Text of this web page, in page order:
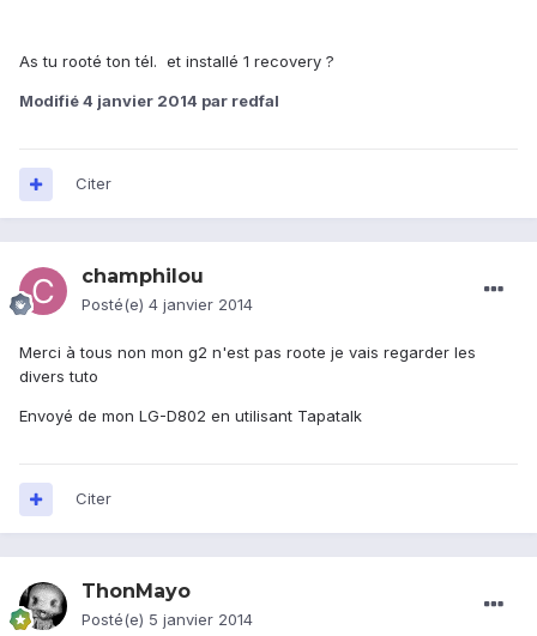
As tu rooté ton tél. et installé 1 recovery ?
Modifié4 janvier 2014 par redfal
Citer
champhilou
Posté(e) 4 janvier 2014
Merci à tous non mon g2 n'est pas roote je vais regarder les
divers tuto
Envoyé de mon LG-D802 en utilisant Tapatalk
Citer
ThonMayo
Posté(e) 5 janvier 2014